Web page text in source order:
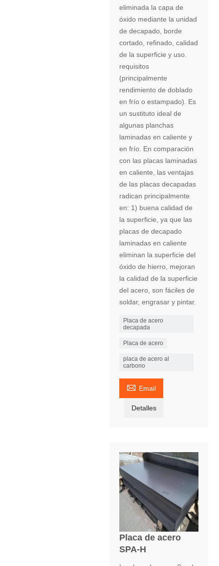
eliminada la capa de
óxido mediante la unidad
de decapado, borde
cortado, refinado, calidad
de la superficie y uso.
requisitos
(principalmente
rendimiento de doblado
en frío o estampado). Es
un sustituto ideal de
algunas planchas
laminadas en caliente y
en frío. En comparación
con las placas laminadas
en caliente, las ventajas
de las placas decapadas
radican principalmente
en: 1) buena calidad de
la superficie, ya que las
placas de decapado
laminadas en caliente
eliminan la superficie del
óxido de hierro, mejoran
la calidad de la superficie
del acero, son fáciles de
soldar, engrasar y pintar.
Placa de acero
decapada
Placa de acero
placa de acero al
carbono
 Email
Detalles
Placa de acero
SPA-H